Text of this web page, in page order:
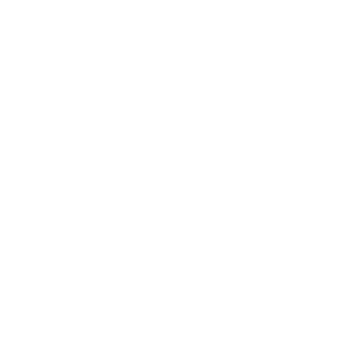
pour le CRB et le MCA